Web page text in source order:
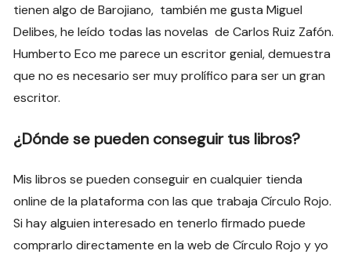
tienen algo de Barojiano, también me gusta Miguel
Delibes, he leído todas las novelas de Carlos Ruiz Zafón.
Humberto Eco me parece un escritor genial, demuestra
que no es necesario ser muy prolífico para ser un gran
escritor.
¿Dónde se pueden conseguir tus libros?
Mis libros se pueden conseguir en cualquier tienda
online de la plataforma con las que trabaja Círculo Rojo.
Si hay alguien interesado en tenerlo firmado puede
comprarlo directamente en la web de Círculo Rojo y yo